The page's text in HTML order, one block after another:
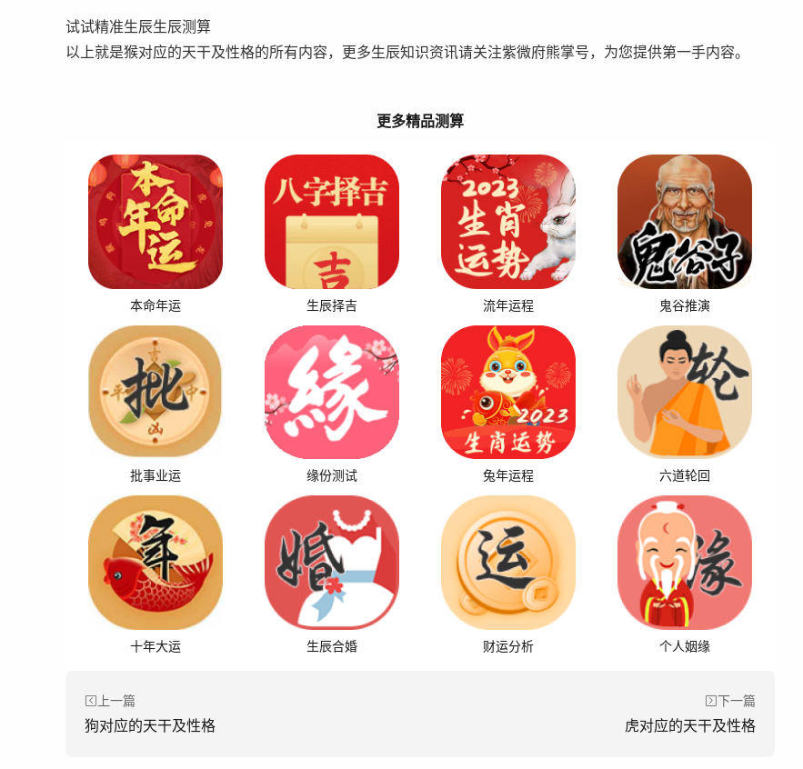
试试精准生辰生辰测算
以上就是猴对应的天干及性格的所有内容，更多生辰知识资讯请关注紫微府熊掌号，为您提供第一手内容。
更多精品测算
本命年运 生辰择吉 流年运程 鬼谷推演
批事业运 缘份测试 兔年运程 六道轮回
十年大运 生辰合婚 财运分析 个人姻缘
上一篇
狗对应的天干及性格
下一篇
虎对应的天干及性格